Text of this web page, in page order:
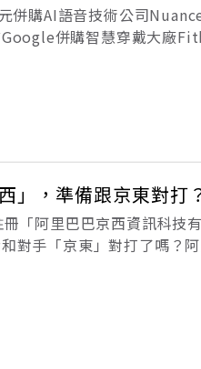
併購AI語音技術公司
併購智慧穿戴大廠
」，準備跟京東對打
「阿里巴巴京西資訊科技
對手「京東」對打了嗎？